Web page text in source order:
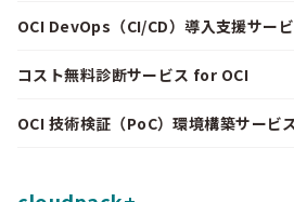
OCI DevOps（CI/CD）導入支援サー
コスト無料診断サービス for OCI
OCI 技術検証（PoC）環境構築サービ